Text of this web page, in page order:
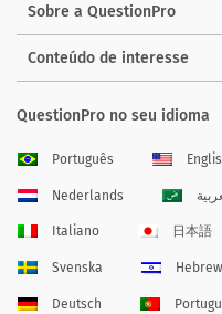
Sobre a QuestionPro
Conteúdo de interesse
QuestionPro no seu idioma
Português
Nederlands
Italiano 日本語
Svenska
Deutsch